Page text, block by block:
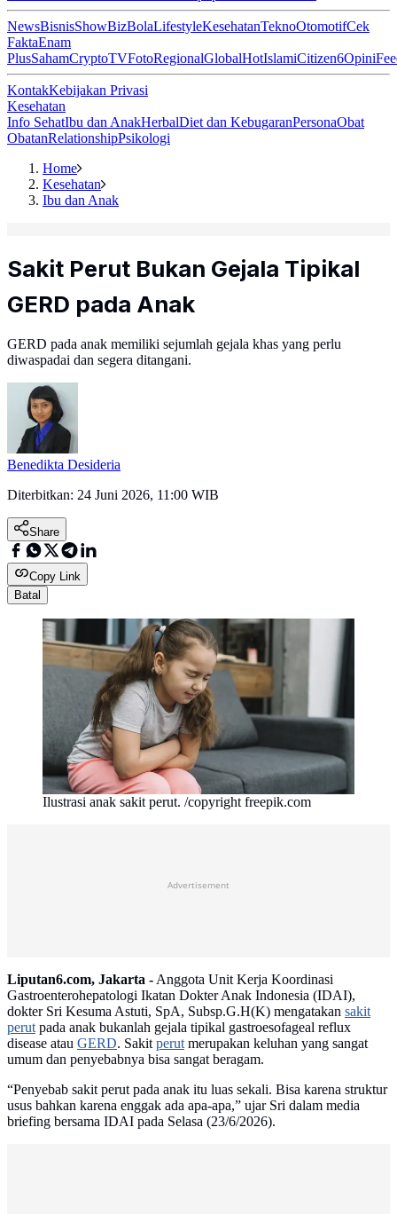
NewsBisnisShowBizBolaLifestyleKesehatanTeknoOtomotifCek
FaktaEnam
PlusSahamCryptoTVFotoRegionalGlobalHotIslamiCitizen6Opini
KontakKebijakan Privasi
Kesehatan
Info SehatIbu dan AnakHerbalDiet dan KebugaranPersonaObat
ObatanRelationshipPsikologi
Home
Kesehatan
Ibu dan Anak
Sakit Perut Bukan Gejala Tipikal
GERD pada Anak
GERD pada anak memiliki sejumlah gejala khas yang perlu
diwaspadai dan segera ditangani.
Benedikta Desideria
Diterbitkan: 24 Juni 2026, 11:00 WIB
Share
Copy Link
Batal
Ilustrasi anak sakit perut. /copyright freepik.com
Advertisement
Liputan6.com, Jakarta -Anggota Unit Kerja Koordinasi
Gastroenterohepatologi Ikatan Dokter Anak Indonesia (IDAI),
dokter Sri Kesuma Astuti, SpA, Subsp.G.H(K) mengatakan sakit
perutpada anak bukanlah gejala tipikal gastroesofageal reflux
disease atau GERD. Sakitperutmerupakan keluhan yang sangat
umum dan penyebabnya bisa sangat beragam.
“Penyebab sakit perut pada anak itu luas sekali. Bisa karena struktur
usus bahkan karena enggak ada apa-apa,” ujar Sri dalam media
briefing bersama IDAI pada Selasa (23/6/2026).